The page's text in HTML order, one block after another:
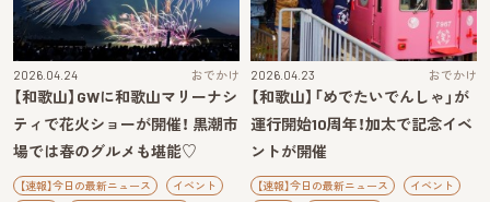
2026.04.24 おでかけ
【和歌山】GWに和歌山マリーナシ
ティで花火ショーが開催！ 黒潮市
場では春のグルメも堪能♡
【速報】今日の最新ニュース
イベント
2026.04.23 おでかけ
【和歌山】「めでたいでんしゃ」が
運行開始10周年！加太で記念イベ
ントが開催
【速報】今日の最新ニュース
イベント